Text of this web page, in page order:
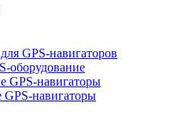
GPS-навигаторов
оборудование
GPS-навигаторы
навигаторы